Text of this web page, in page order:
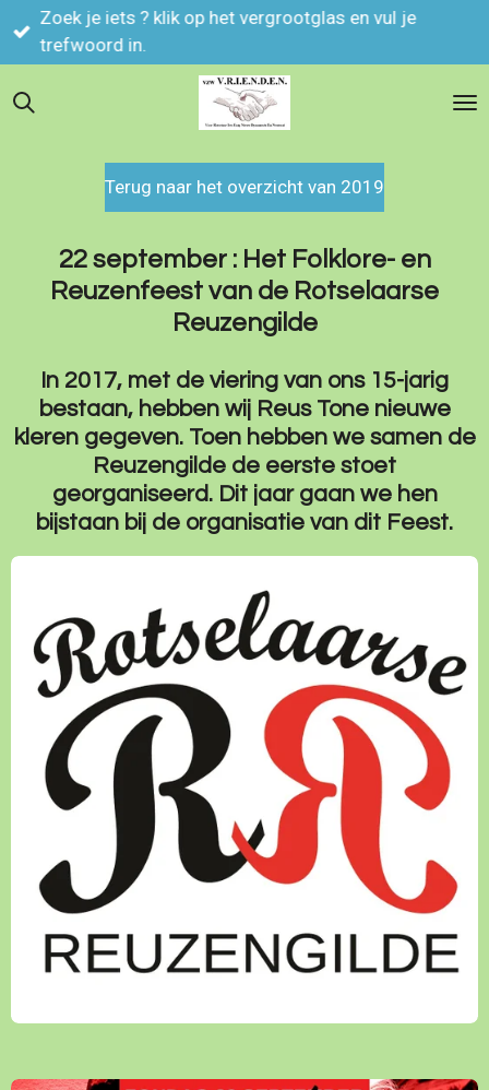
Ga
direct
de
Zoek je iets ? klik op het vergrootglas en vul je
trefwoord in.
Terug naar het overzicht van 2019
22 september : Het Folklore- en
Reuzenfeest van de Rotselaarse
Reuzengilde
In 2017, met de viering van ons 15-jarig
bestaan, hebben wij Reus Tone nieuwe
kleren gegeven. Toen hebben we samen de
Reuzengilde de eerste stoet
georganiseerd. Dit jaar gaan we hen
bijstaan bij de organisatie van dit Feest.